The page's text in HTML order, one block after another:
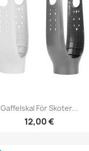
Gaffelskal För Skoter...
12,00 €